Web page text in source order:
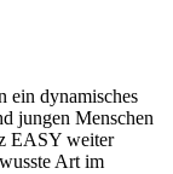
ein dynamisches
jungen Menschen
EASY weiter
Art im